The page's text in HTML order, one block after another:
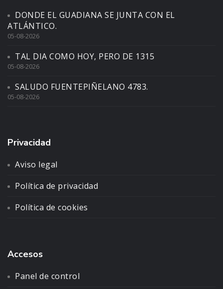
DONDE EL GUADIANA SE JUNTA CON EL
ATLÁNTICO.
05-08-2026
TAL DIA COMO HOY, PERO DE 1315
05-08-2026
SALUDO FUENTEPIÑELANO 4783.
05-08-2026
Privacidad
Aviso legal
Política de privacidad
Política de cookies
Accesos
Panel de control